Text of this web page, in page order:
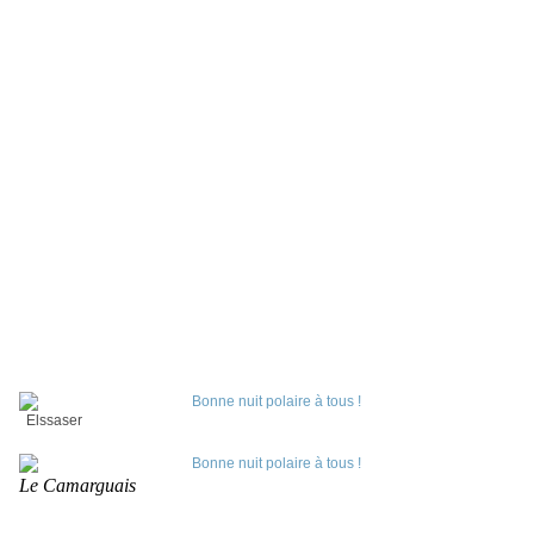
Elssaser
Le Camarguais